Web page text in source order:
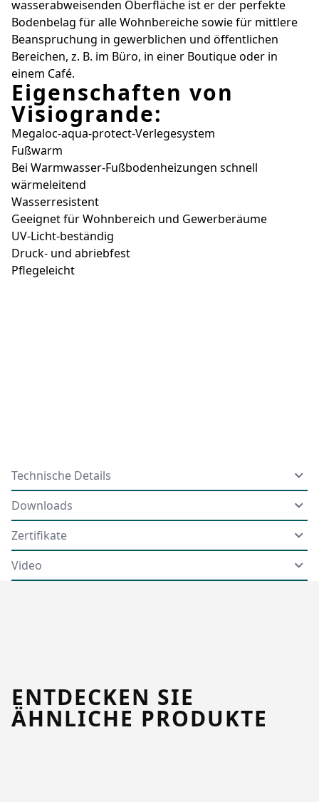
wasserabweisenden Oberfläche ist er der perfekte
Bodenbelag für alle Wohnbereiche sowie für mittlere
Beanspruchung in gewerblichen und öffentlichen
Bereichen, z. B. im Büro, in einer Boutique oder in
einem Café.
Eigenschaften von
Visiogrande:
Megaloc-aqua-protect-Verlegesystem
Fußwarm
Bei Warmwasser-Fußbodenheizungen schnell
wärmeleitend
Wasserresistent
Geeignet für Wohnbereich und Gewerberäume
UV-Licht-beständig
Druck- und abriebfest
Pflegeleicht
Technische Details
Downloads
Zertifikate
Video
ENTDECKEN SIE
ÄHNLICHE PRODUKTE